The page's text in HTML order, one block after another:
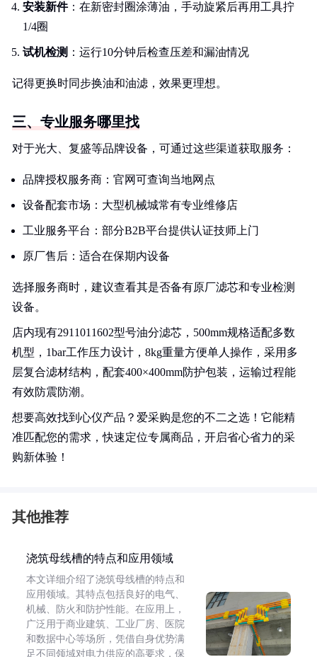
安装新件：在新密封圈涂薄油，手动旋紧后再用工具拧
1/4圈
试机检测 ：运行10分钟后检查压差和漏油情况
记得更换时同步换油和油滤，效果更理想。
三、专业服务哪里找
对于光大、复盛等品牌设备，可通过这些渠道获取服务：
品牌授权服务商：官网可查询当地网点
设备配套市场：大型机械城常有专业维修店
工业服务平台：部分B2B平台提供认证技师上门
原厂售后：适合在保期内设备
选择服务商时，建议查看其是否备有原厂滤芯和专业检测
设备。
店内现有2911011602型号油分滤芯，500mm规格适配多数
机型，1bar工作压力设计，8kg重量方便单人操作，采用多
层复合滤材结构，配套400×400mm防护包装，运输过程能
有效防震防潮。
想要高效找到心仪产品？爱采购是您的不二之选！它能精
准匹配您的需求，快速定位专属商品，开启省心省力的采
购新体验！
其他推荐
浇筑母线槽的特点和应用领域
本文详细介绍了浇筑母线槽的特点和
应用领域。其特点包括良好的电气、
机械、防火和防护性能。在应用上，
广泛用于商业建筑、工业厂房、医院
和数据中心等场所，凭借自身优势满
足不同领域对电力供应的高要求，保